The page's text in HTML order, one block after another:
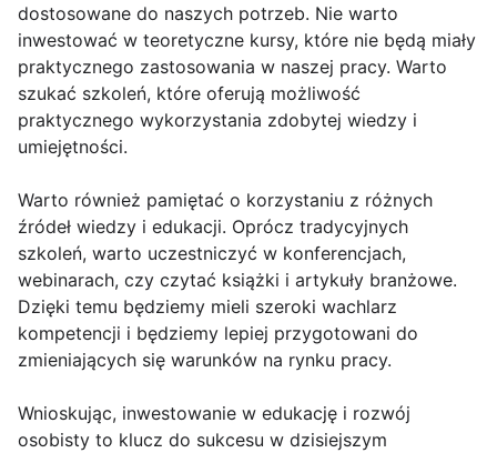
dostosowane do naszych potrzeb. Nie warto
inwestować w teoretyczne kursy, które nie będą miały
praktycznego zastosowania w naszej pracy. Warto
szukać szkoleń, które oferują możliwość
praktycznego wykorzystania zdobytej wiedzy i
umiejętności.
Warto również pamiętać o korzystaniu z różnych
źródeł wiedzy i edukacji. Oprócz tradycyjnych
szkoleń, warto uczestniczyć w konferencjach,
webinarach, czy czytać książki i artykuły branżowe.
Dzięki temu będziemy mieli szeroki wachlarz
kompetencji i będziemy lepiej przygotowani do
zmieniających się warunków na rynku pracy.
Wnioskując, inwestowanie w edukację i rozwój
osobisty to klucz do sukcesu w dzisiejszym